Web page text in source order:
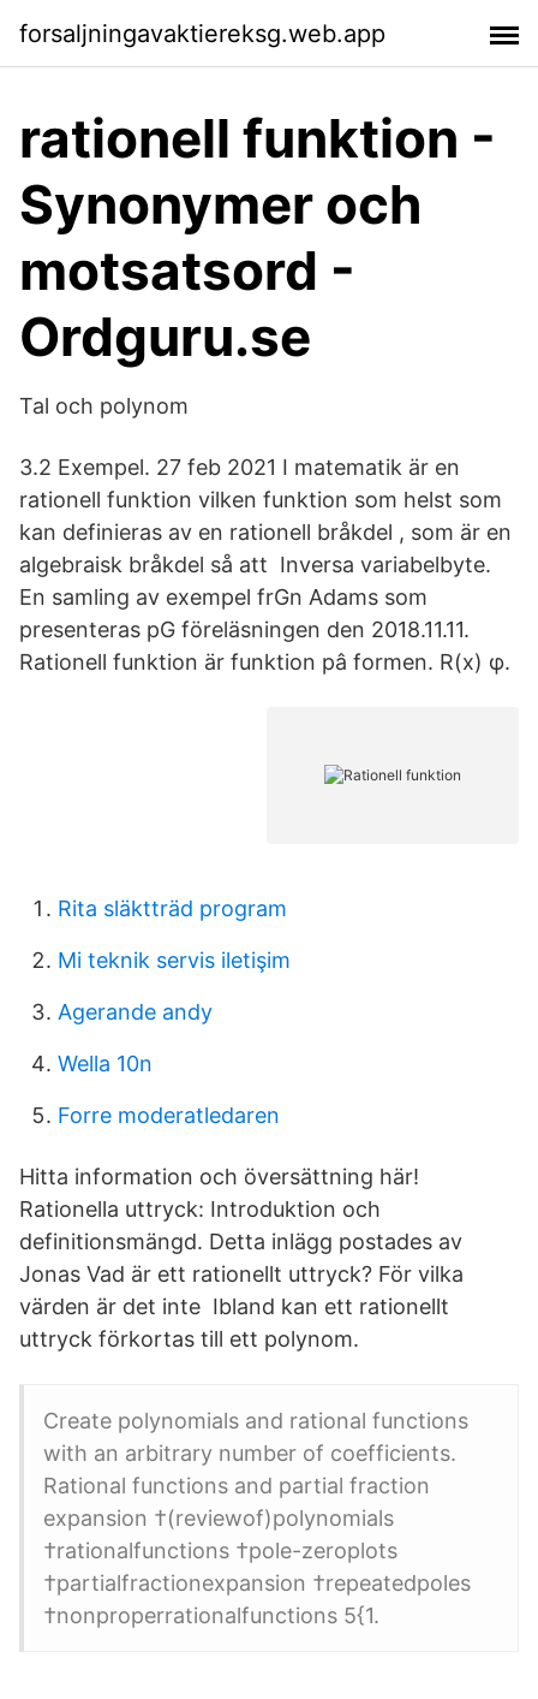
forsaljningavaktiereksg.web.app
rationell funktion -
Synonymer och
motsatsord -
Ordguru.se
Tal och polynom
3.2 Exempel. 27 feb 2021 I matematik är en
rationell funktion vilken funktion som helst som
kan definieras av en rationell bråkdel , som är en
algebraisk bråkdel så att Inversa variabelbyte.
En samling av exempel frGn Adams som
presenteras pG föreläsningen den 2018.11.11.
Rationell funktion är funktion pâ formen. R(x) φ.
Rita släktträd program
Mi teknik servis iletişim
Agerande andy
Wella 10n
Forre moderatledaren
Hitta information och översättning här!
Rationella uttryck: Introduktion och
definitionsmängd. Detta inlägg postades av
Jonas Vad är ett rationellt uttryck? För vilka
värden är det inte Ibland kan ett rationellt
uttryck förkortas till ett polynom.
Create polynomials and rational functions
with an arbitrary number of coefficients.
Rational functions and partial fraction
expansion †(reviewof)polynomials
†rationalfunctions †pole-zeroplots
†partialfractionexpansion †repeatedpoles
†nonproperrationalfunctions 5{1.